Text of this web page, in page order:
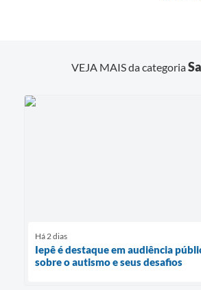
VEJA MAIS da categoria
Há 2 dias
Iepê é destaque em audiência
sobre o autismo e seus desafios